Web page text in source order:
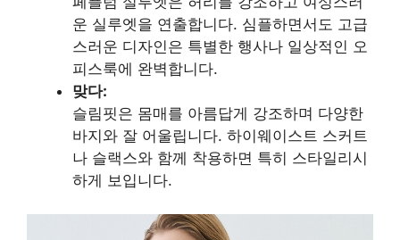
운 실루엣을 연출합니다. 심플하면서도 고급
스러운 디자인은 특별한 행사나 일상적인 오
피스룩에 완벽합니다.
맞다:
슬림핏은 몸매를 아름답게 강조하며 다양한
바지와 잘 어울립니다. 하이웨이스트 스커트
나 슬랙스와 함께 착용하면 특히 스타일리시
하게 보입니다.